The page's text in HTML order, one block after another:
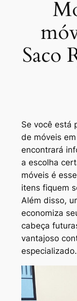
Saco
Se você está
de móveis
encontrará
a escolha
móveis é
itens fiquem
Além disso,
economiza
cabeça
vantajoso
especializado.